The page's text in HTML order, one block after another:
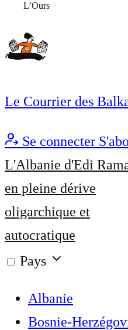
L’Ours
Le Courrier des
Se connecter
L'Albanie d'Edi
en pleine dérive
oligarchique et
autocratique
Pays
Albanie
Bosnie-